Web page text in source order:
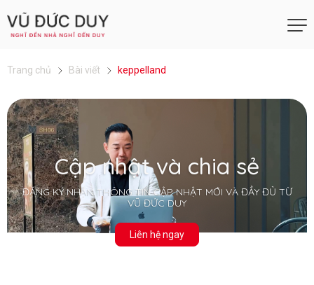
Trang chủ Bài viết keppelland
Cập nhật và chia sẻ
ĐĂNG KÝ NHẬN THÔNG TIN CẬP NHẬT MỚI VÀ ĐẦY ĐỦ TỪ
VŨ ĐỨC DUY
Liên hệ ngay